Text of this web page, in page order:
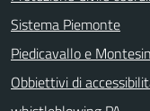
Sistema Piemonte
Piedicavallo e
Obbiettivi di